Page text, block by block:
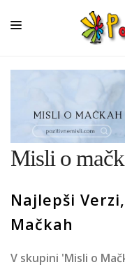
SKUPINE
MISLI
Misli o
Najlepši
Mačkah
V skupini 'Misli o